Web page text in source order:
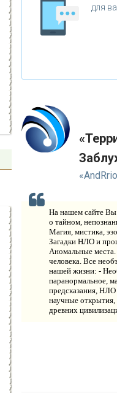
АТАКЛИЗМЫ
НОВЫЕ
ПРОГНОЗЫ И
ПЛАНЕТА ЗЕМЛЯ
И
КОМПАНИИ
ОВОСТИ
ОНТАКТЫ
для
На нашем сайте
о тайном,
Магия, мистика,
Загадки НЛО и
Аномальные
человека. Все
нашей жизни: -
паранормальное,
предсказания,
научные
древних